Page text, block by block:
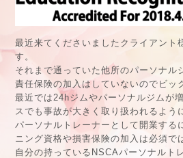
最近来てくださいましたクライアント
す。
それまで通っていた他所のパーソナル
責任保険の加入はしていないのでビッ
最近では24hジムやパーソナルジムが
スでも事故が大きく取り扱われるよう
パーソナルトレーナーとして開業する
ニング資格や損害保険の加入は必須で
自分の持っているNSCAパーソナルト